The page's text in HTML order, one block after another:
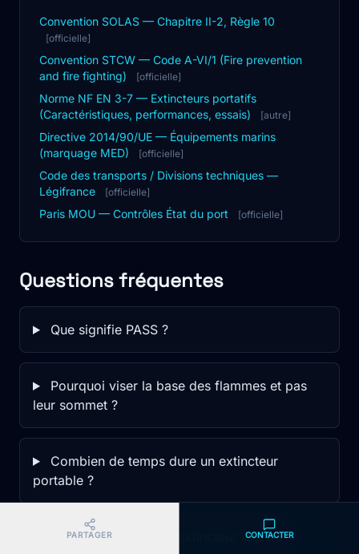
Convention SOLAS — Chapitre II-2, Règle 10
[officielle]
Convention STCW — Code A-VI/1 (Fire prevention
and fire fighting)
[officielle]
Norme NF EN 3-7 — Extincteurs portatifs
(Caractéristiques, performances, essais)
[autre]
Directive 2014/90/UE — Équipements marins
(marquage MED)
[officielle]
Code des transports / Divisions techniques —
Légifrance
[officielle]
Paris MOU — Contrôles État du port [officielle]
Questions fréquentes
Que signifie PASS ?
Pourquoi viser la base des flammes et pas
leur sommet ?
Combien de temps dure un extincteur
portable ?
Comment vérifier un extincteur lors du
PARTAGER CONTACTER